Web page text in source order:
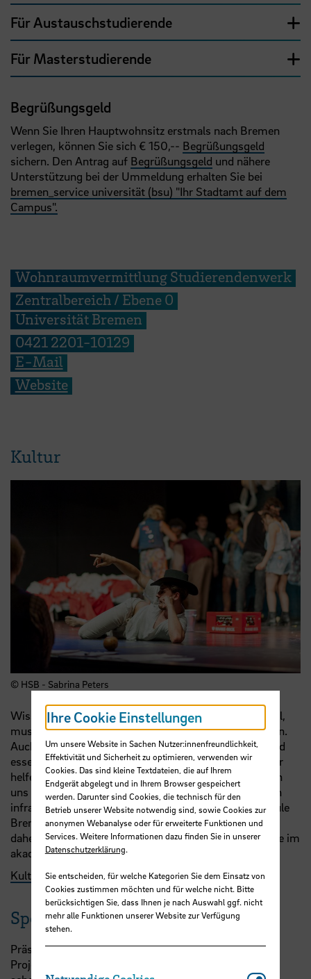
Für Austauschstudierende
Für Masterstudierende
Begrüßungsgeld
Wenn Sie Ihren Hauptwohnsitz erstmals nach Bremen
verlegen, können Sie sich € 150,-- Begrüßungsgeld
sichern. Den Antrag auf Begrüßungsgeld und nähere
Unterstützung bei der Ummeldung erhalten Sie bei
bremen_service universität (bsu) "Ihr Stadtamt auf dem
Campus".
Wohnraumvermittlung Studierendenwerk
Zentralbereich / Ebene 0
Universität Bremen
0421 2201-10129
E-Mail
Website
Kultur
© HSB - Sabrina Peters
Wissenschaft lebt von Neugier. Wer innovativ sein will,
muss neue Wege gehen und offen für Veränderung sein.
Auch Reflexion und der Blick nach links und rechts sind
essenziell für Bildung und Forschung. Kunst und Kultur
helfen uns, diese Fähigkeiten zu erweitern. Sie eröffnen
uns bislang unbekannte Perspektiven, stellen Routinen
infrage und sind Quellen neuer Ideen. An der Hochschule
Bremen haben künstlerische und kulturelle Angebote
daher einen festen Platz und spielen eine wichtige Rolle im
akademischen Alltag.
Kulturangebote entdecken
Sport und Aktivitäten
Präsentationen vorbereiten, Hausarbeiten schreiben,
Projekte planen – im Hochschulalltag kann der Kopf
Ihre Cookie Einstellungen
Um unsere Website in Sachen Nutzer:innenfreundlichkeit,
Effektivität und Sicherheit zu optimieren, verwenden wir
Cookies. Das sind kleine Textdateien, die auf Ihrem
Endgerät abgelegt und in Ihrem Browser gespeichert
werden. Darunter sind Cookies, die technisch für den
Betrieb unserer Website notwendig sind, sowie Cookies zur
anonymen Webanalyse oder für erweiterte Funktionen und
Services. Weitere Informationen dazu finden Sie in unserer
Datenschutzerklärung.
Sie entscheiden, für welche Kategorien Sie dem Einsatz von
Cookies zustimmen möchten und für welche nicht. Bitte
berücksichtigen Sie, dass Ihnen je nach Auswahl ggf. nicht
mehr alle Funktionen unserer Website zur Verfügung
stehen.